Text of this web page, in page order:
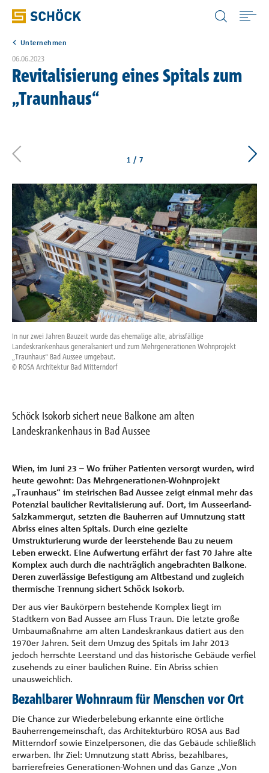
Anwendungen
Downloads
Digitale Lösungen
Service & Wissen
Referenzen
Unternehmen
Kontakt
Austria (AT) Deutsch
Unternehmen
06.06.2023
Revitalisierung eines Spitals zum
„Traunhaus“
1 / 7
In nur zwei Jahren Bauzeit wurde das ehemalige alte, abrissfällige
Landeskrankenhaus generalsaniert und zum Mehrgenerationen Wohnprojekt
„Traunhaus“ Bad Aussee umgebaut.
© ROSA Architektur Bad Mitterndorf
Schöck Isokorb sichert neue Balkone am alten
Landeskrankenhaus in Bad Aussee
Wien, im Juni 23 – Wo früher Patienten versorgt wurden, wird
heute gewohnt: Das Mehrgenerationen-Wohnprojekt
„Traunhaus“ im steirischen Bad Aussee zeigt einmal mehr das
Potenzial baulicher Revitalisierung auf. Dort, im Ausseerland-
Salzkammergut, setzten die Bauherren auf Umnutzung statt
Abriss eines alten Spitals. Durch eine gezielte
Umstrukturierung wurde der leerstehende Bau zu neuem
Leben erweckt. Eine Aufwertung erfährt der fast 70 Jahre alte
Komplex auch durch die nachträglich angebrachten Balkone.
Deren zuverlässige Befestigung am Altbestand und zugleich
thermische Trennung sichert Schöck Isokorb.
Der aus vier Baukörpern bestehende Komplex liegt im
Stadtkern von Bad Aussee am Fluss Traun. Die letzte große
Umbaumaßnahme am alten Landeskrankaus datiert aus den
1970er Jahren. Seit dem Umzug des Spitals im Jahr 2013
jedoch herrschte Leerstand und das historische Gebäude verfiel
zusehends zu einer baulichen Ruine. Ein Abriss schien
unausweichlich.
Bezahlbarer Wohnraum für Menschen vor Ort
Die Chance zur Wiederbelebung erkannte eine örtliche
Bauherrengemeinschaft, das Architekturbüro ROSA aus Bad
Mitterndorf sowie Einzelpersonen, die das Gebäude schließlich
erwarben. Ihr Ziel: Umnutzung statt Abriss, bezahlbares,
barrierefreies Generationen-Wohnen und das Ganze „Von